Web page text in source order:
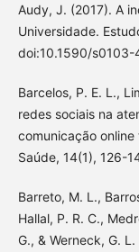
Audy, J. (2017). A
Universidade.
doi:10.1590/s0103-
Barcelos, P. E. L.,
redes sociais na
comunicação
Saúde, 14(1), 126-
Barreto, M. L.,
Hallal, P. R. C.,
G., & Werneck, G.